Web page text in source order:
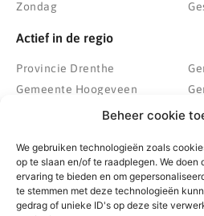
Beheer cookie
We gebruiken technologieën zoals
op te slaan en/of te raadplegen. We doen
ervaring te bieden en om
te stemmen met deze technologieën
gedrag of unieke ID's op deze site
Zondag
Actief in de regio
Provincie Drenthe
Gemeente Hoogeveen
Gemeente Meppel
Gemeente Noordenveld
Gemeente Noordoostpolder
Gemeente Steenwijkerland